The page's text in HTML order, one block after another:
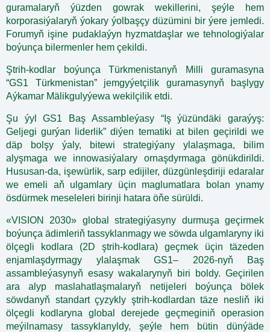
guramalaryň ýüzden gowrak wekillerini, şeýle hem
korporasiýalaryň ýokary ýolbaşçy düzümini bir ýere jemledi.
Forumyň işine pudaklaýyn hyzmatdaşlar we tehnologiýalar
boýunça bilermenler hem çekildi.
Ştrih-kodlar boýunça Türkmenistanyň Milli guramasyna
“GS1 Türkmenistan” jemgyýetçilik guramasynyň başlygy
Aýkamar Mälikgulyýewa wekilçilik etdi.
Şu ýyl GS1 Baş Assambleýasy “Iş ýüzündäki garaýyş:
Geljegi gurýan liderlik” diýen tematiki at bilen geçirildi we
däp bolşy ýaly, bitewi strategiýany ylalaşmaga, bilim
alyşmaga we innowasiýalary ornaşdyrmaga gönükdirildi.
Hususan-da, işewürlik, sarp edijiler, düzgünleşdiriji edaralar
we emeli aň ulgamlary üçin maglumatlara bolan ynamy
ösdürmek meseleleri birinji hatara öňe sürüldi.
«VISION 2030» global strategiýasyny durmuşa geçirmek
boýunça ädimleriň tassyklanmagy we söwda ulgamlaryny iki
ölçegli kodlara (2D ştrih-kodlara) geçmek üçin täzeden
enjamlaşdyrmagy ylalaşmak GS1– 2026-nyň Baş
assambleýasynyň esasy wakalarynyň biri boldy. Geçirilen
ara alyp maslahatlaşmalaryň netijeleri boýunça bölek
söwdanyň standart çyzykly ştrih-kodlardan täze nesliň iki
ölçegli kodlaryna global derejede geçmeginiň operasion
meýilnamasy tassyklanyldy, şeýle hem bütin dünýäde